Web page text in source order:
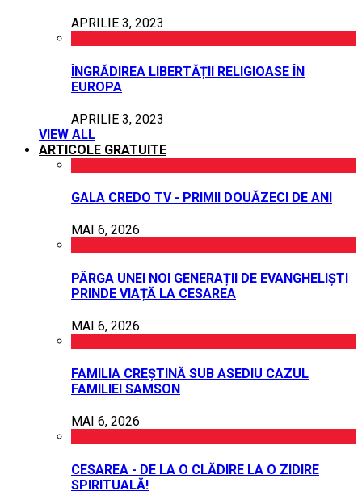
APRILIE 3, 2023
ÎNGRĂDIREA LIBERTĂȚII RELIGIOASE ÎN
EUROPA
APRILIE 3, 2023
VIEW ALL
ARTICOLE GRATUITE
GALA CREDO TV - PRIMII DOUĂZECI DE ANI
MAI 6, 2026
PÂRGA UNEI NOI GENERAȚII DE EVANGHELIȘTI
PRINDE VIAȚĂ LA CESAREA
MAI 6, 2026
FAMILIA CREȘTINĂ SUB ASEDIU CAZUL
FAMILIEI SAMSON
MAI 6, 2026
CESAREA - DE LA O CLĂDIRE LA O ZIDIRE
SPIRITUALĂ!